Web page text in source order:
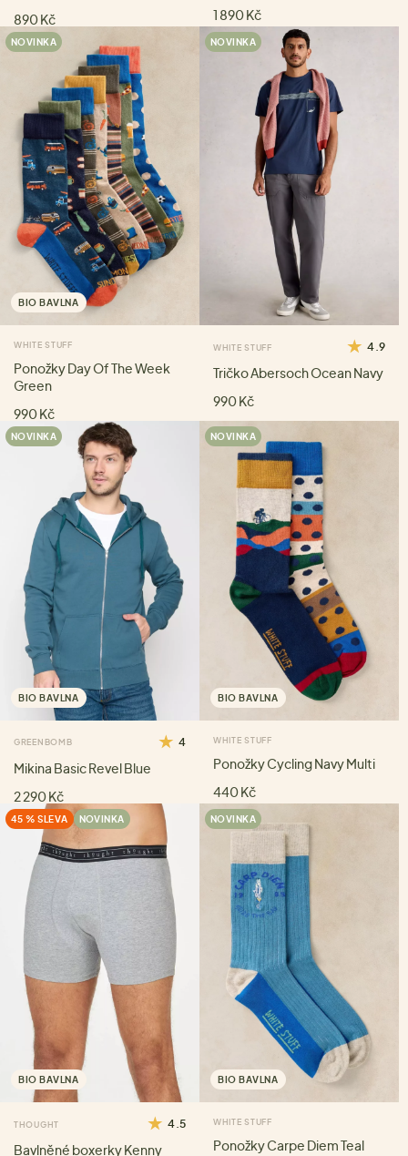
890 Kč
1 890 Kč
NOVINKA
BIO BAVLNA
WHITE STUFF
Ponožky Day Of The Week
Green
990 Kč
NOVINKA
WHITE STUFF 4.9
Tričko Abersoch Ocean Navy
990 Kč
NOVINKA
BIO BAVLNA
GREENBOMB 4
Mikina Basic Revel Blue
2 290 Kč
NOVINKA
BIO BAVLNA
WHITE STUFF
Ponožky Cycling Navy Multi
440 Kč
45 % SLEVA NOVINKA
BIO BAVLNA
THOUGHT 4.5
Bavlněné boxerky Kenny
NOVINKA
BIO BAVLNA
WHITE STUFF
Ponožky Carpe Diem Teal